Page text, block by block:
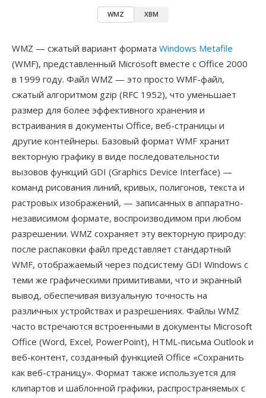
WMZ XBM
WMZ — сжатый вариант формата Windows Metafile
(WMF), представленный Microsoft вместе с Office 2000
в 1999 году. Файл WMZ — это просто WMF-файл,
сжатый алгоритмом gzip (RFC 1952), что уменьшает
размер для более эффективного хранения и
встраивания в документы Office, веб-страницы и
другие контейнеры. Базовый формат WMF хранит
векторную графику в виде последовательности
вызовов функций GDI (Graphics Device Interface) —
команд рисования линий, кривых, полигонов, текста и
растровых изображений, — записанных в аппаратно-
независимом формате, воспроизводимом при любом
разрешении. WMZ сохраняет эту векторную природу:
после распаковки файл представляет стандартный
WMF, отображаемый через подсистему GDI Windows с
теми же графическими примитивами, что и экранный
вывод, обеспечивая визуальную точность на
различных устройствах и разрешениях. Файлы WMZ
часто встречаются встроенными в документы Microsoft
Office (Word, Excel, PowerPoint), HTML-письма Outlook и
веб-контент, созданный функцией Office «Сохранить
как веб-страницу». Формат также используется для
клипартов и шаблонной графики, распространяемых с